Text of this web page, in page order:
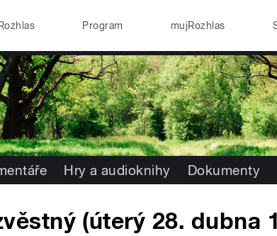
Program mujRozhlas
Hry a audioknihy Dokumenty
(úterý 28. dubna